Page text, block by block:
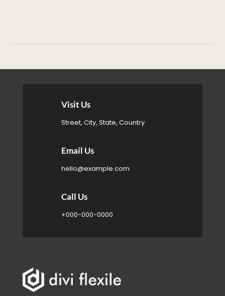
Visit Us
Street, City, State, Country
Email Us
hello@example.com
Call Us
+000-000-0000